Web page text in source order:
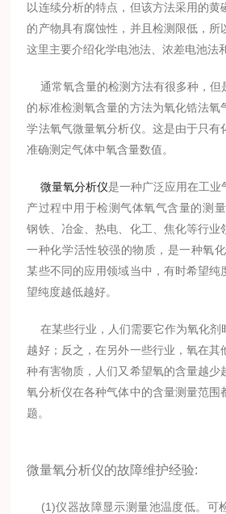
以连续分析的特点，但该方法采用的黄
的产物具有腐蚀性，并且检测限低，所
这里主要介绍化学电池法、浓差电池法
通常氧含量的检测方法有很多种，但
的标准检测氧含量的方法为氧化锆法氧
学法氧气微量氧分析仪。这是由于只有
准确测定气体中氧含量数值。
微量氧分析仪是一种广泛应用在工
产过程中用于检测气体氧气含量的测
钢铁、冶金、热电、化工、焦化等行业
一种化学活性较强的物质，是一种氧
某些不同的应用领域当中，有时希望纯
望纯度越低越好。
在某些行业，人们需要它作为氧化剂
越好；反之，在另外一些行业，氧在其
种有害物质，人们又希望氧的含量越少
氧分析仪在各种气体中的含量测量范围
题。
微量氧分析仪的故障维护经验:
(1)仪器故障显示测量池温度低。可